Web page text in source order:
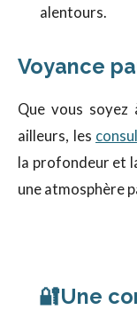
alentours.
Voyance
Que vous soyez
ailleurs, les
la profondeur et
une atmosphère
🔐Une